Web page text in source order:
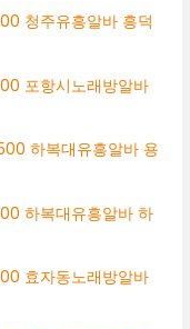
청주유흥알바 흥덕
포항시노래방알바
하복대유흥알바 용
하복대유흥알바 하
효자동노래방알바